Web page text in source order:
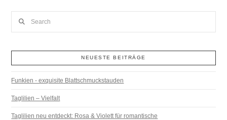
NEUESTE BEITRÄGE
Funkien - exquisite Blattschmuckstauden
Taglilien – Vielfalt
Taglilien neu entdeckt: Rosa & Violett für romantische